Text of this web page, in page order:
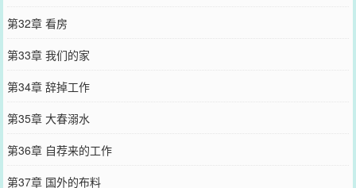
第32章 看房
第33章 我们的家
第34章 辞掉工作
第35章 大春溺水
第36章 自荐来的工作
第37章 国外的布料